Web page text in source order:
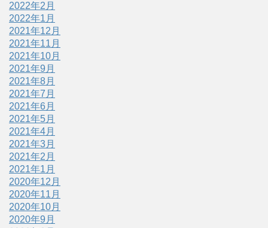
2022年2月
2022年1月
2021年12月
2021年11月
2021年10月
2021年9月
2021年8月
2021年7月
2021年6月
2021年5月
2021年4月
2021年3月
2021年2月
2021年1月
2020年12月
2020年11月
2020年10月
2020年9月